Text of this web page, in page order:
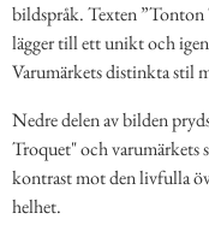
bildspråk. Texten
lägger till ett unikt och
Varumärkets distinkta stil
Nedre delen av bilden
Troquet" och varumärkets
kontrast mot den livfulla
helhet.